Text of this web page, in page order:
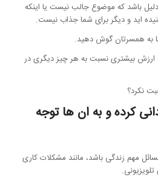
باشد که موضوع جالب نیست یا اینکه
اید و دیگر برای شما جذاب نیست.
به همسرتان گوش دهید.
بیشتری نسبت به هر چیز دیگری در
نکرد؟
کرده و به ان ها توجه
مهم زندگی باشد، مانند مشکلات کاری